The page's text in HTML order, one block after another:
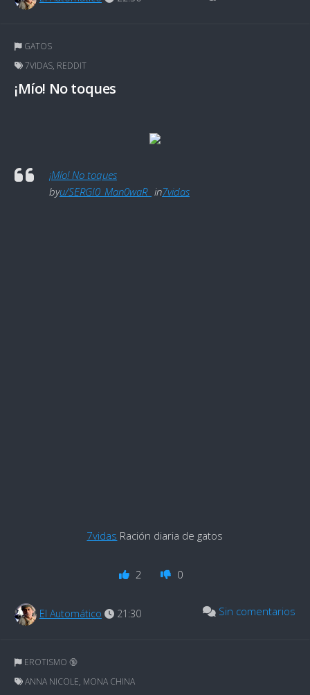
GATOS
7VIDAS, REDDIT
¡Mío! No toques
¡Mío! No toques
byu/SERGI0_Man0waR_ in7vidas
7vidas Ración diaria de gatos
2 0
El Automático 21:30 Sin comentarios
EROTISMO 🔞
ANNA NICOLE, MONA CHINA